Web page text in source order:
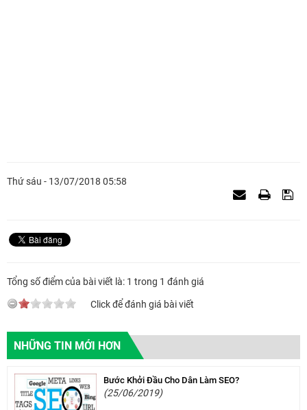
Thứ sáu - 13/07/2018 05:58
Tổng số điểm của bài viết là: 1 trong 1 đánh giá
Click để đánh giá bài viết
NHỮNG TIN MỚI HƠN
Bước Khởi Đầu Cho Dân Làm SEO?
(25/06/2019)